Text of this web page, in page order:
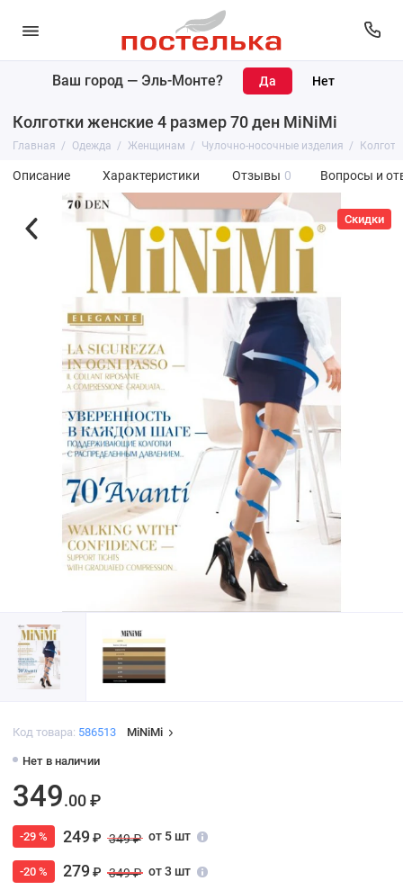
Ваш город — Эль-Монте?
Колготки женские 4 размер 70 ден MiNiMi
Главная Одежда Женщинам Чулочно-носочные изделия
Описание Характеристики Отзывы 0 Вопросы и
Скидки
Код товара: 586513 MiNiMi
Нет в наличии
349.00 ₽
-29 % 249₽ 349 ₽ от 5 шт
-20 % 279₽ 349 ₽ от 3 шт